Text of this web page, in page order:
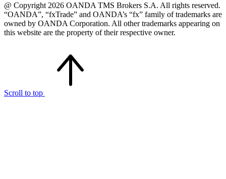
@ Copyright 2026 OANDA TMS Brokers S.A. All rights reserved.
“OANDA”, “fxTrade” and OANDA’s “fx” family of trademarks are
owned by OANDA Corporation. All other trademarks appearing on
this website are the property of their respective owner.
Scroll to top